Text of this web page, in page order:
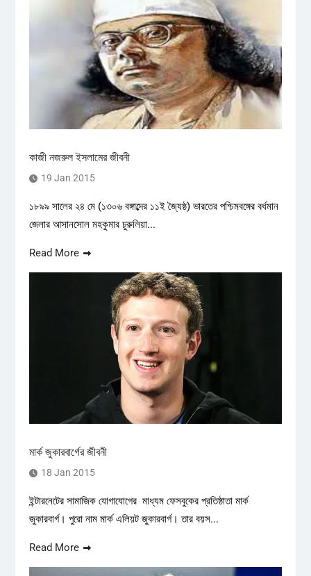
কাজী নজরুল ইসলামের জীবনী
19 Jan 2015
১৮৯৯ সালের ২৪ মে (১৩০৬ বঙ্গাব্দের ১১ই জ্যৈষ্ঠ) ভারতের পশ্চিমবঙ্গের বর্ধমান
জেলার আসানসোল মহকুমার চুরুলিয়া...
Read More
মার্ক জুকারবার্গের জীবনী
18 Jan 2015
ইন্টারনেটের সামাজিক যোগাযোগের মাধ্যম ফেসবুকের প্রতিষ্ঠাতা মার্ক
জুকারবার্গ। পুরো নাম মার্ক এলিয়ট জুকারবার্গ। তার বয়স...
Read More